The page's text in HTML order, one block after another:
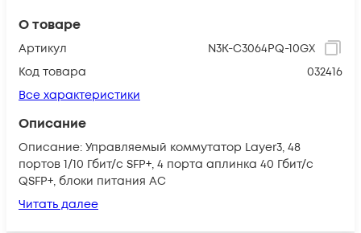
О товаре
Артикул
N3K-C3064PQ-10GX
Код товара
032416
Все характеристики
Описание
Описание: Управляемый коммутатор Layer3, 48
портов 1/10 Гбит/с SFP+, 4 порта аплинка 40 Гбит/с
QSFP+, блоки питания AC
Читать далее